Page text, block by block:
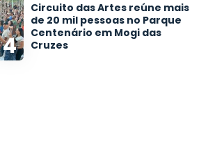
4
Circuito das Artes reúne mais
de 20 mil pessoas no Parque
Centenário em Mogi das
Cruzes